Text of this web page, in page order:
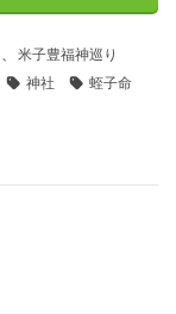
米子豊福神巡り
神社 蛭子命